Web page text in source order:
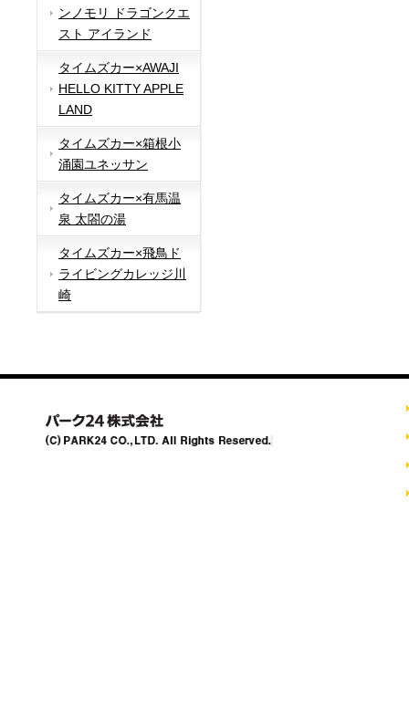
ンノモリ ドラゴンクエ
スト アイランド
タイムズカー×AWAJI
HELLO KITTY APPLE
LAND
タイムズカー×箱根小
涌園ユネッサン
タイムズカー×有馬温
泉 太閤の湯
タイムズカー×飛鳥ド
ライビングカレッジ川
崎